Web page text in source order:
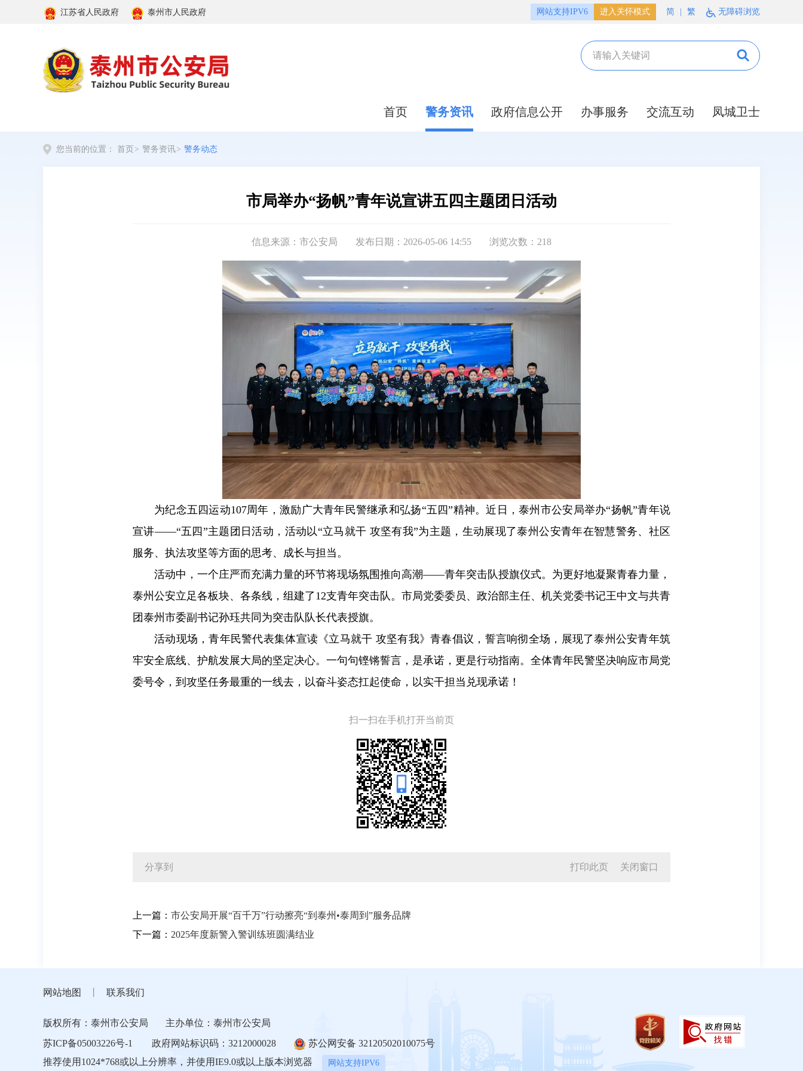
江苏省人民政府 泰州市人民政府 网站支持IPV6 进入关怀模式 简 繁 无障碍浏览
首页 警务资讯 政府信息公开 办事服务 交流互动 凤城卫士
您当前的位置： 首页 > 警务资讯> 警务动态
市局举办“扬帆”青年说宣讲五四主题团日活动
信息来源：市公安局 发布日期：2026-05-06 14:55 浏览次数： 218
为纪念五四运动107周年，激励广大青年民警继承和弘扬“五四”精神。近日，泰州市公安局举办“扬帆”青年说
宣讲——“五四”主题团日活动，活动以“立马就干 攻坚有我”为主题，生动展现了泰州公安青年在智慧警务、社区
服务、执法攻坚等方面的思考、成长与担当。
活动中，一个庄严而充满力量的环节将现场氛围推向高潮——青年突击队授旗仪式。为更好地凝聚青春力量，
泰州公安立足各板块、各条线，组建了12支青年突击队。市局党委委员、政治部主任、机关党委书记王中文与共青
团泰州市委副书记孙珏共同为突击队队长代表授旗。
活动现场，青年民警代表集体宣读《立马就干 攻坚有我》青春倡议，誓言响彻全场，展现了泰州公安青年筑
牢安全底线、护航发展大局的坚定决心。一句句铿锵誓言，是承诺，更是行动指南。全体青年民警坚决响应市局党
委号令，到攻坚任务最重的一线去，以奋斗姿态扛起使命，以实干担当兑现承诺！
扫一扫在手机打开当前页
分享到 打印此页 关闭窗口
上一篇： 市公安局开展“百千万”行动擦亮“到泰州•泰周到”服务品牌
下一篇： 2025年度新警入警训练班圆满结业
网站地图 联系我们
版权所有：泰州市公安局
主办单位：泰州市公安局
苏ICP备05003226号-1
政府网站标识码：3212000028
苏公网安备 32120502010075号
推荐使用1024*768或以上分辨率，并使用IE9.0或以上版本浏览器
网站支持IPV6